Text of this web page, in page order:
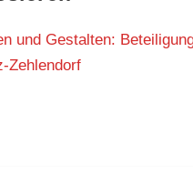
und Gestalten:
Zehlendorf